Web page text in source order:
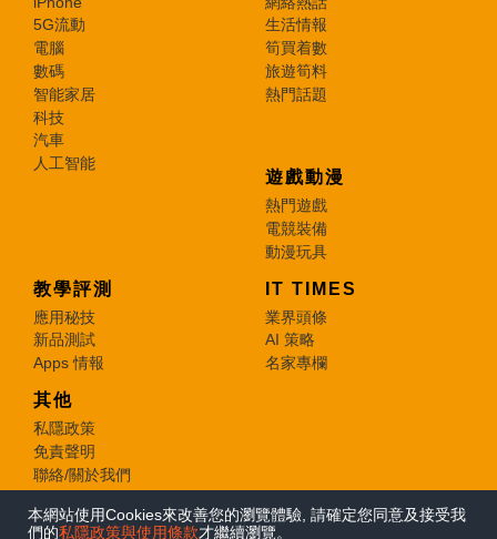
本網站使用Cookies來改善您的瀏覽體驗, 請確定您同意及接受我
們的私隱政策與使用條款才繼續瀏覽。
5G流動
電腦
數碼
智能家居
科技
汽車
人工智能
生活情報
筍買着數
旅遊筍料
熱門話題
遊戲動漫
熱門遊戲
電競裝備
動漫玩具
教學評測
應用秘技
新品測試
Apps 情報
IT TIMES
業界頭條
AI 策略
名家專欄
其他
私隱政策
免責聲明
聯絡/關於我們
© 2026 e-zone. All Rights Reserved.